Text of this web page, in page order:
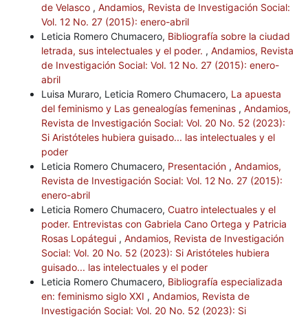
de Velasco , Andamios, Revista de Investigación Social:
Vol. 12 No. 27 (2015): enero-abril
Leticia Romero Chumacero, Bibliografía sobre la ciudad
letrada, sus intelectuales y el poder. , Andamios, Revista
de Investigación Social: Vol. 12 No. 27 (2015): enero-
abril
Luisa Muraro, Leticia Romero Chumacero, La apuesta
del feminismo y Las genealogías femeninas , Andamios,
Revista de Investigación Social: Vol. 20 No. 52 (2023):
Si Aristóteles hubiera guisado... las intelectuales y el
poder
Leticia Romero Chumacero, Presentación , Andamios,
Revista de Investigación Social: Vol. 12 No. 27 (2015):
enero-abril
Leticia Romero Chumacero, Cuatro intelectuales y el
poder. Entrevistas con Gabriela Cano Ortega y Patricia
Rosas Lopátegui , Andamios, Revista de Investigación
Social: Vol. 20 No. 52 (2023): Si Aristóteles hubiera
guisado... las intelectuales y el poder
Leticia Romero Chumacero, Bibliografía especializada
en: feminismo siglo XXI , Andamios, Revista de
Investigación Social: Vol. 20 No. 52 (2023): Si